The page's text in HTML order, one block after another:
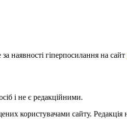
наявності гіперпосилання на сайт
і не є редакційними.
користувачами сайту. Редакція